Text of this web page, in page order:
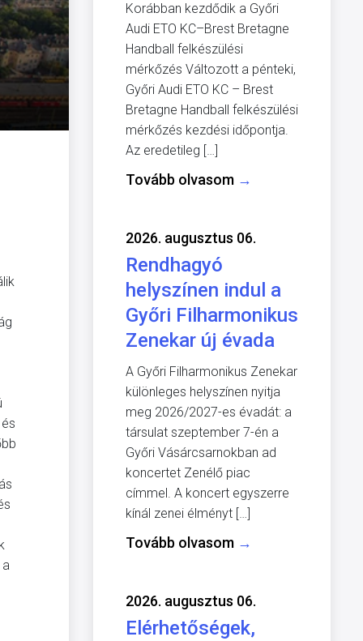
Korábban kezdődik a Győri
Audi ETO KC–Brest Bretagne
Handball felkészülési
mérkőzés Változott a pénteki,
Győri Audi ETO KC – Brest
Bretagne Handball felkészülési
mérkőzés kezdési időpontja.
Az eredetileg […]
Tovább olvasom →
2026. augusztus 06.
Rendhagyó
helyszínen indul a
Győri Filharmonikus
Zenekar új évada
A Győri Filharmonikus Zenekar
különleges helyszínen nyitja
meg 2026/2027-es évadát: a
társulat szeptember 7-én a
Győri Vásárcsarnokban ad
koncertet Zenélő piac
címmel. A koncert egyszerre
kínál zenei élményt […]
Tovább olvasom →
2026. augusztus 06.
Elérhetőségek,